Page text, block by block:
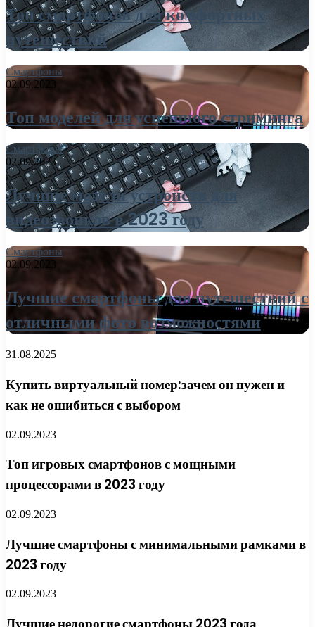
Топ смартфонов для комфортных
путешествий
Смартфоны
02.09.2023
Топ моделей для успешного стриминга
Смартфоны
02.09.2023
Лучшие модели устройств для
видеозвонков в 2023 году
Смартфоны
02.09.2023
Лучшие смартфоны для путешествий с
отличными фото возможностями
31.08.2025
Купить виртуальный номер:зачем он нужен и
как не ошибиться с выбором
02.09.2023
Топ игровых смартфонов с мощными
процессорами в 2023 году
02.09.2023
Лучшие смартфоны с минимальными рамками в
2023 году
02.09.2023